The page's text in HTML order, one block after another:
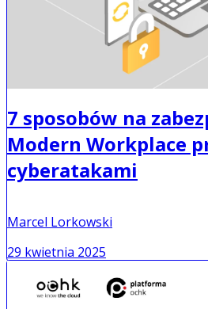
7 sposobów na
Modern Workplace
cyberatakami
Marcel Lorkowski
29 kwietnia 2025